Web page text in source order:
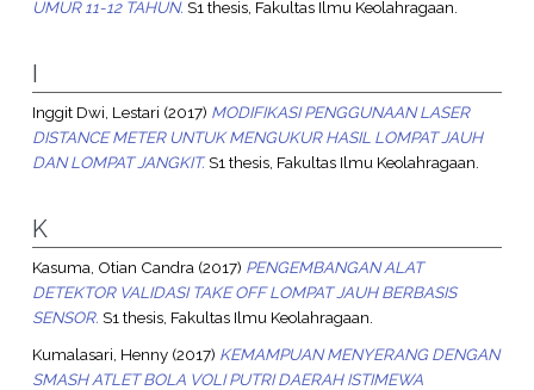
UMUR 11-12 TAHUN. S1 thesis, Fakultas Ilmu Keolahragaan.
Inggit Dwi, Lestari (2017) MODIFIKASI PENGGUNAAN LASER
DISTANCE METER UNTUK MENGUKUR HASIL LOMPAT JAUH
DAN LOMPAT JANGKIT.S1 thesis, Fakultas Ilmu Keolahragaan.
K
Kasuma, Otian Candra(2017) PENGEMBANGAN ALAT
DETEKTOR VALIDASI TAKE OFF LOMPAT JAUH BERBASIS
SENSOR. S1 thesis, Fakultas Ilmu Keolahragaan.
Kumalasari, Henny(2017) KEMAMPUAN MENYERANG DENGAN
SMASH ATLET BOLA VOLI PUTRI DAERAH ISTIMEWA